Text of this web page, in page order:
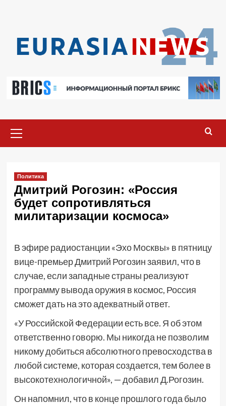
меню
Политика
Дмитрий Рогозин: «Россия
будет сопротивляться
милитаризации космоса»
В эфире радиостанции «Эхо Москвы» в пятницу
вице-премьер Дмитрий Рогозин заявил, что в
случае, если западные страны реализуют
программу вывода оружия в космос, Россия
сможет дать на это адекватный ответ.
«У Российской Федерации есть все. Я об этом
ответственно говорю. Мы никогда не позволим
никому добиться абсолютного превосходства в
любой системе, которая создается, тем более в
высокотехнологичной», — добавил Д.Рогозин.
Он напомнил, что в конце прошлого года было